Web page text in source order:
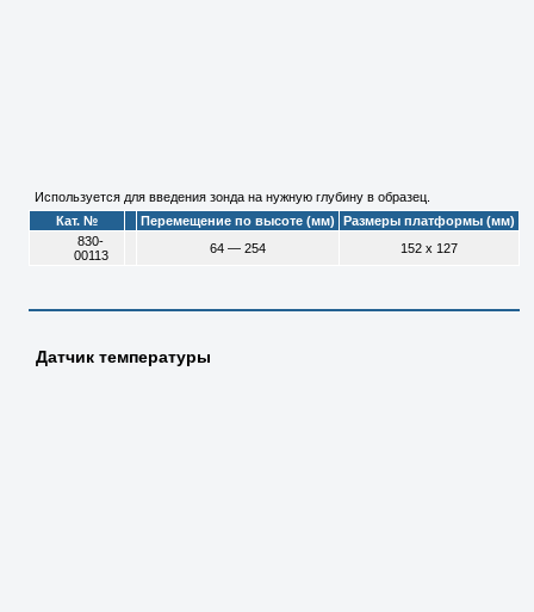
Используется для введения зонда на нужную глубину в образец.
Кат. №
Перемещение по высоте (мм)
Размеры платформы (мм)
830-
00113
64 — 254 152 х 127
Датчик температуры